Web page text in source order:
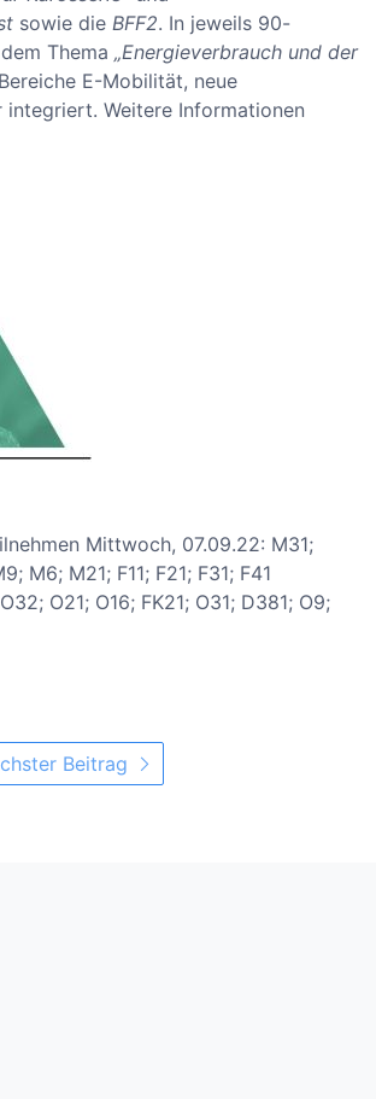
sowie die BFF2. In jeweils 90-
Thema „Energieverbrauch und der
E-Mobilität, neue
Weitere Informationen
Mittwoch, 07.09.22: M31;
M6; M21; F11; F21; F31; F41
O21; O16; FK21; O31; D381; O9;
Beitrag